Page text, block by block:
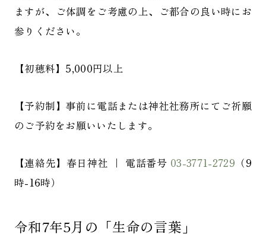
ますが、ご体調をご考慮の上、ご都合の良い時にお
参りください。
【初穂料】5,000円以上
【予約制】事前に電話または神社社務所にてご祈願
のご予約をお願いいたします。
【連絡先】春日神社 ｜ 電話番号 03-3771-2729 （9
時-16時）
令和7年5月の「生命の言葉」